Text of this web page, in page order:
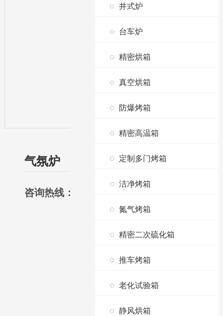
井式炉
台车炉
精密烘箱
真空烘箱
防爆烤箱
精密高温箱
定制多门烤箱
洁净烤箱
氮气烤箱
精密二次硫化箱
推车烤箱
老化试验箱
静风烘箱
气氛炉
咨询热线： 139-2292-6549